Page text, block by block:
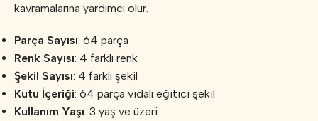
kavramalarına yardımcı olur.
Parça Sayısı: 64 parça
Renk Sayısı: 4 farklı renk
Şekil Sayısı: 4 farklı şekil
Kutu İçeriği: 64 parça vidalı eğitici şekil
Kullanım Yaşı: 3 yaş ve üzeri